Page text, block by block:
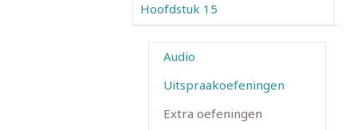
Hoofdstuk 15
Audio
Uitspraakoefeningen
Extra oefeningen